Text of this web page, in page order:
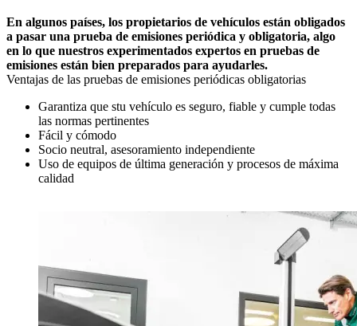
En algunos países, los propietarios de vehículos están obligados
a pasar una prueba de emisiones periódica y obligatoria, algo
en lo que nuestros experimentados expertos en pruebas de
emisiones están bien preparados para ayudarles.
Ventajas de las pruebas de emisiones periódicas obligatorias
Garantiza que stu vehículo es seguro, fiable y cumple todas
las normas pertinentes
Fácil y cómodo
Socio neutral, asesoramiento independiente
Uso de equipos de última generación y procesos de máxima
calidad